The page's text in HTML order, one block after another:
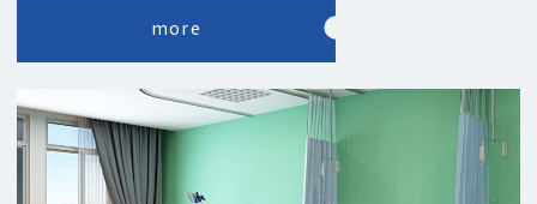
more